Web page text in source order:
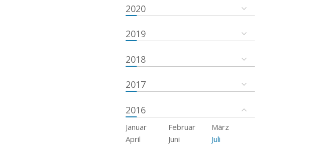
2020
2019
2018
2017
2016
Januar Februar
März
April
Juni
Juli